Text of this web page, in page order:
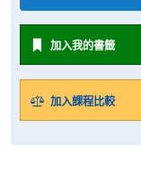
加入我的書籤
加入課程比較